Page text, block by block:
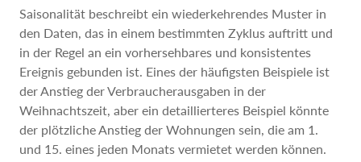
Saisonalität beschreibt ein wiederkehrendes Muster in
den Daten, das in einem bestimmten Zyklus auftritt und
in der Regel an ein vorhersehbares und konsistentes
Ereignis gebunden ist. Eines der häufigsten Beispiele ist
der Anstieg der Verbraucherausgaben in der
Weihnachtszeit, aber ein detaillierteres Beispiel könnte
der plötzliche Anstieg der Wohnungen sein, die am 1.
und 15. eines jeden Monats vermietet werden können.